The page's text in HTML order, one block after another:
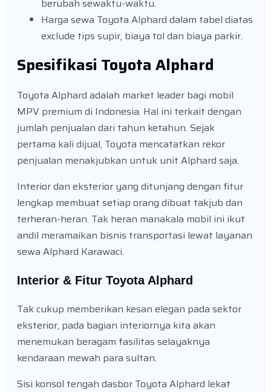
berubah sewaktu-waktu.
Harga sewa Toyota Alphard dalam tabel diatas
exclude tips supir, biaya tol dan biaya parkir.
Spesifikasi Toyota Alphard
Toyota Alphard adalah market leader bagi mobil
MPV premium di Indonesia. Hal ini terkait dengan
jumlah penjualan dari tahun ketahun. Sejak
pertama kali dijual, Toyota mencatatkan rekor
penjualan menakjubkan untuk unit Alphard saja.
Interior dan eksterior yang ditunjang dengan fitur
lengkap membuat setiap orang dibuat takjub dan
terheran-heran. Tak heran manakala mobil ini ikut
andil meramaikan bisnis transportasi lewat layanan
sewa Alphard Karawaci.
Interior & Fitur Toyota Alphard
Tak cukup memberikan kesan elegan pada sektor
eksterior, pada bagian interiornya kita akan
menemukan beragam fasilitas selayaknya
kendaraan mewah para sultan.
Sisi konsol tengah dasbor Toyota Alphard lekat